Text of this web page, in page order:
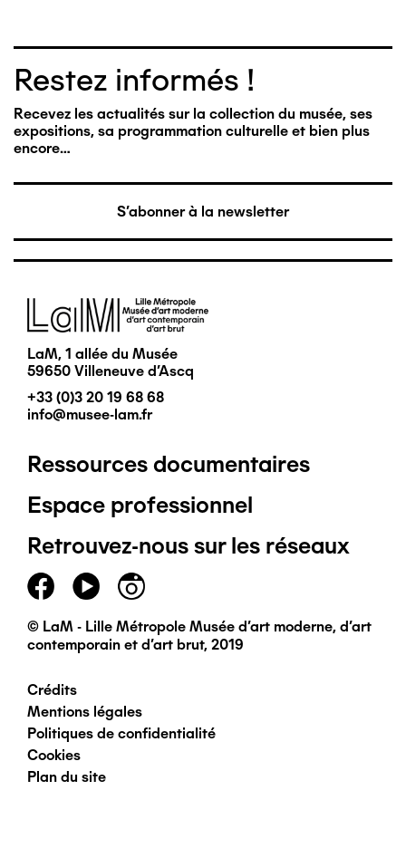
Restez informés !
Recevez les actualités sur la collection du musée, ses
expositions, sa programmation culturelle et bien plus
encore…
S'abonner à la newsletter
Image
LaM, 1 allée du Musée
59650 Villeneuve d'Ascq
+33 (0)3 20 19 68 68
info@musee-lam.fr
Pied
de
page
principal
Ressources documentaires
Espace professionnel
Retrouvez-nous sur les réseaux
© LaM - Lille Métropole Musée d'art moderne, d'art
contemporain et d'art brut, 2019
Pied
de
page
Crédits
Mentions légales
Politiques de confidentialité
Cookies
Plan du site